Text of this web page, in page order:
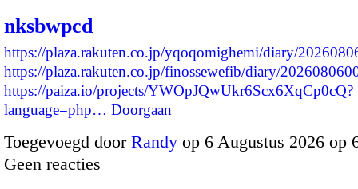
nksbwpcd
https://plaza.rakuten.co.jp/yqoqomighemi/diary/
https://plaza.rakuten.co.jp/finossewefib/diary/
https://paiza.io/projects/YWOpJQwUkr6Scx6XqCp0cQ?
language=php… Doorgaan
Toegevoegd door Randy op 6 Augustus 2026
Geen reacties